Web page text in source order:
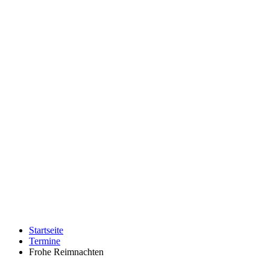
Startseite
Termine
Frohe Reimnachten